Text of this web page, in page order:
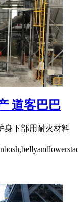
道客巴巴
身下部用耐火材料